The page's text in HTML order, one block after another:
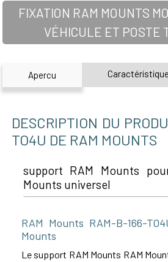
FIXATION RAM MOUNTS
VÉHICULE ET POSTE
Apercu
DESCRIPTION DU
TO4U DE RAM MOUNTS
support RAM Mounts
Mounts universel
RAM Mounts RAM-B-166-
Mounts
Le support RAM Mounts RAM